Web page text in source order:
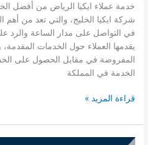
خدمة عملاء ايكيا الرياض من أفضل
شركة ايكيا الخليج، والتي تعد من أهم
في التواصل على مدار الساعة والرد
يقدمها العملاء حول الخدمات المقدمة،
المفروضة في مقابل الحصول على
الخدمة في المملكة
خدمة
ايكيا
الرياض
قراءة المزيد »